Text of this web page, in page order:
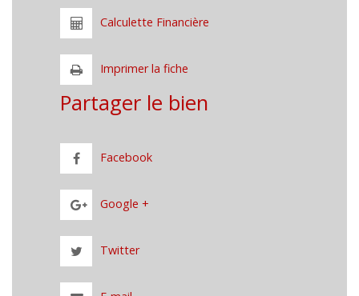
Calculette Financière
Imprimer la fiche
Partager le bien
Facebook
Google +
Twitter